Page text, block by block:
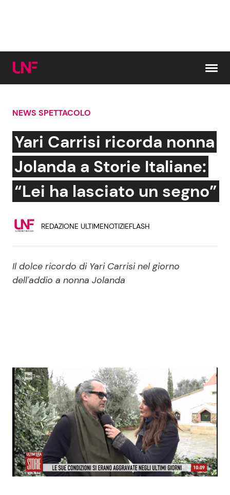
Cerca:
News e Cronaca
Attualità Italiana
Persone Scomparse
Gossip e TV
Bellezze VIP
Programmi TV
News Cinema
News Musica
News Spettacolo
News dal mondo
Benessere Cucina e Ricette
NEWS SPETTACOLO
Yari Carrisi ricorda nonna
Jolanda a Storie Italiane:
“Lei ha lasciato un segno”
REDAZIONE ULTIMENOTIZIEFLASH
Il dolce ricordo di Yari Carrisi nel giorno
dell'addio a nonna Jolanda